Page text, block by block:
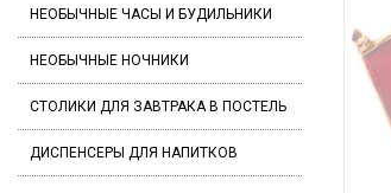
НЕОБЫЧНЫЕ ЧАСЫ И БУДИЛЬНИКИ
НЕОБЫЧНЫЕ НОЧНИКИ
СТОЛИКИ ДЛЯ ЗАВТРАКА В ПОСТЕЛЬ
ДИСПЕНСЕРЫ ДЛЯ НАПИТКОВ